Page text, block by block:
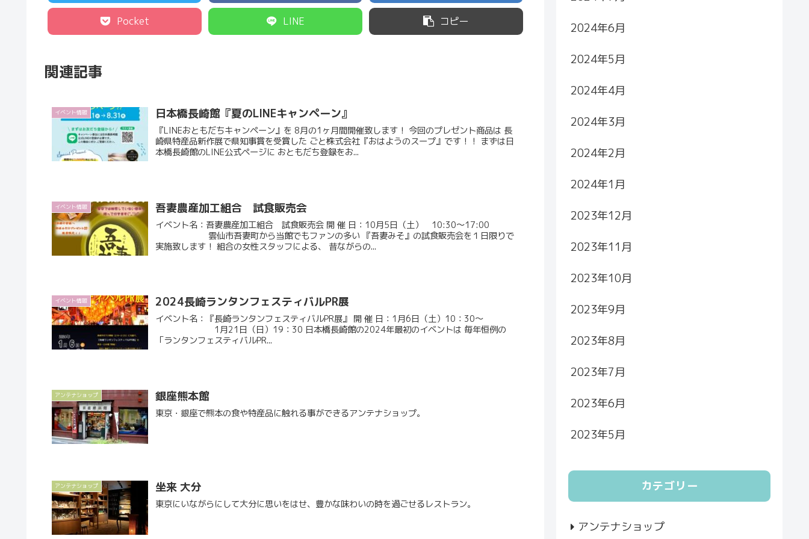
Pocket LINE コピー
関連記事
イベント情報 日本橋長崎館『夏のLINEキャンペーン』
『LINEおともだちキャンペーン』を 8月の1ヶ月間開催致します！ 今回のプレゼント商品は ​長
崎県特産品新作展で県知事賞を受賞した ごと株式会社『おはようのスープ』です！！ まずは日
本橋長崎館のLINE公式ページに おともだち登録をお...
イベント情報 吾妻農産加工組合 試食販売会
イベント名：吾妻農産加工組合 試食販売会 開 催 日：10月5日（土） 10:30～17:00
雲仙市吾妻町から当館でもファンの多い 『吾妻みそ』の試食販売会を１日限りで
実施致します！ 組合の女性スタッフによる、 昔ながらの...
イベント情報 2024長崎ランタンフェスティバルPR展
イベント名：『長崎ランタンフェスティバルPR展』 開 催 日：1月6日（土）10：30～
1月21日（日）19：30 日本橋長崎館の2024年最初のイベントは 毎年恒例の
「ランタンフェスティバルPR...
アンテナショップ 銀座熊本館
東京・銀座で熊本の食や特産品に触れる事ができるアンテナショップ。
アンテナショップ 坐来 大分
東京にいながらにして大分に思いをはせ、豊かな味わいの時を過ごせるレストラン。
2024年6月
2024年5月
2024年4月
2024年3月
2024年2月
2024年1月
2023年12月
2023年11月
2023年10月
2023年9月
2023年8月
2023年7月
2023年6月
2023年5月
カテゴリー
アンテナショップ